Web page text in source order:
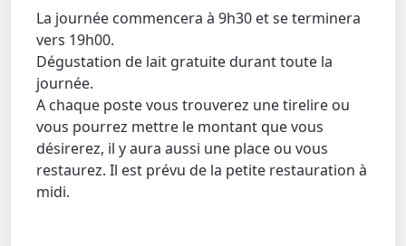
La journée commencera à 9h30 et se terminera
vers 19h00.
Dégustation de lait gratuite durant toute la
journée.
A chaque poste vous trouverez une tirelire ou
vous pourrez mettre le montant que vous
désirerez, il y aura aussi une place ou vous
restaurez. Il est prévu de la petite restauration à
midi.